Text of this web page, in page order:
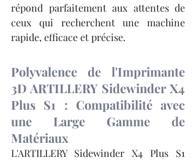
répond parfaitement aux attentes de
ceux qui recherchent une machine
rapide, efficace et précise.
Polyvalence de l'Imprimante
3D ARTILLERY Sidewinder X4
Plus S1 : Compatibilité avec
une Large Gamme de
Matériaux
L'ARTILLERY Sidewinder X4 Plus S1